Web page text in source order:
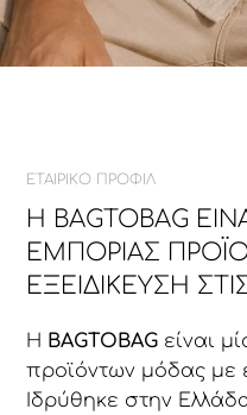
ΕΤΑΙΡΙΚΟ ΠΡΟΦΙΛ
Η BAGTOBAG
ΕΜΠΟΡΊΑΣ
ΕΞΕΙΔΊΚΕΥΣΗ
Η BAGTOBAG είναι
προϊόντων μόδας με
Ιδρύθηκε στην